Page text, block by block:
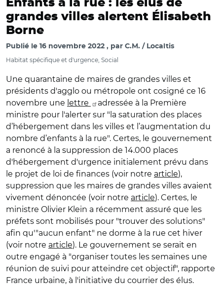
Enfants à la rue : les élus de
grandes villes alertent Élisabeth
Borne
Publié le 16 novembre 2022 par C.M. / Localtis
Habitat spécifique et d'urgence, Social
Une quarantaine de maires de grandes villes et
présidents d'agglo ou métropole ont cosigné ce 16
novembre une lettre
adressée à la Première
ministre pour l'alerter sur "la saturation des places
d’hébergement dans les villes et l’augmentation du
nombre d’enfants à la rue". Certes, le gouvernement
a renoncé à la suppression de 14.000 places
d'hébergement d'urgence initialement prévu dans
le projet de loi de finances (voir notre article),
suppression que les maires de grandes villes avaient
vivement dénoncée (voir notre article). Certes, le
ministre Olivier Klein a récemment assuré que les
préfets sont mobilisés pour "trouver des solutions"
afin qu'"aucun enfant" ne dorme à la rue cet hiver
(voir notre article). Le gouvernement se serait en
outre engagé à "organiser toutes les semaines une
réunion de suivi pour atteindre cet objectif", rapporte
France urbaine, à l'initiative du courrier des élus.